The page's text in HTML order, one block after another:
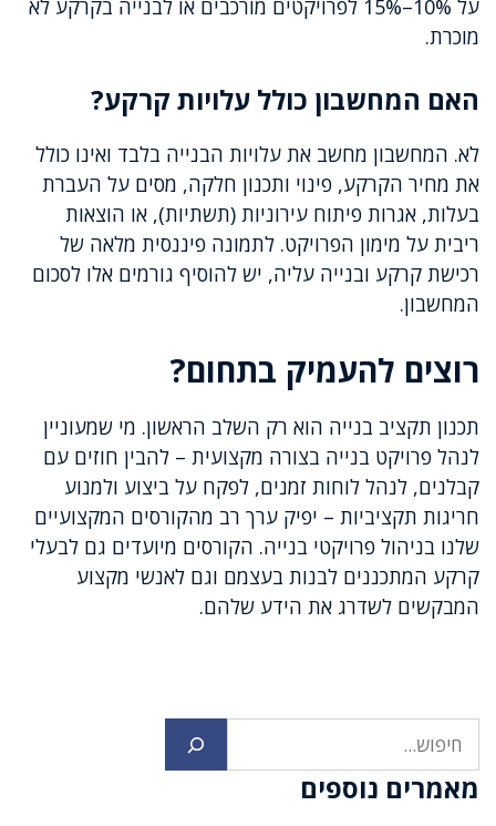
על 10%–15% לפרויקטים מורכבים או לבנייה בקרקע לא
מוכרת.
האם המחשבון כולל עלויות קרקע?
לא. המחשבון מחשב את עלויות הבנייה בלבד ואינו כולל
את מחיר הקרקע, פינוי ותכנון חלקה, מסים על העברת
בעלות, אגרות פיתוח עירוניות (תשתיות), או הוצאות
ריבית על מימון הפרויקט. לתמונה פיננסית מלאה של
רכישת קרקע ובנייה עליה, יש להוסיף גורמים אלו לסכום
המחשבון.
רוצים להעמיק בתחום?
תכנון תקציב בנייה הוא רק השלב הראשון. מי שמעוניין
לנהל פרויקט בנייה בצורה מקצועית – להבין חוזים עם
קבלנים, לנהל לוחות זמנים, לפקח על ביצוע ולמנוע
חריגות תקציביות – יפיק ערך רב מהקורסים המקצועיים
שלנו בניהול פרויקטי בנייה. הקורסים מיועדים גם לבעלי
קרקע המתכננים לבנות בעצמם וגם לאנשי מקצוע
המבקשים לשדרג את הידע שלהם.
מאמרים נוספים